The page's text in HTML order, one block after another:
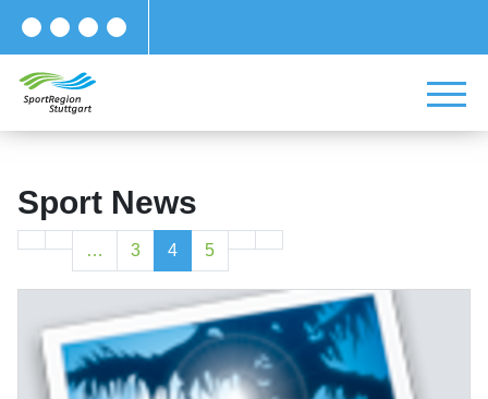
Sport News
… 3 4 5